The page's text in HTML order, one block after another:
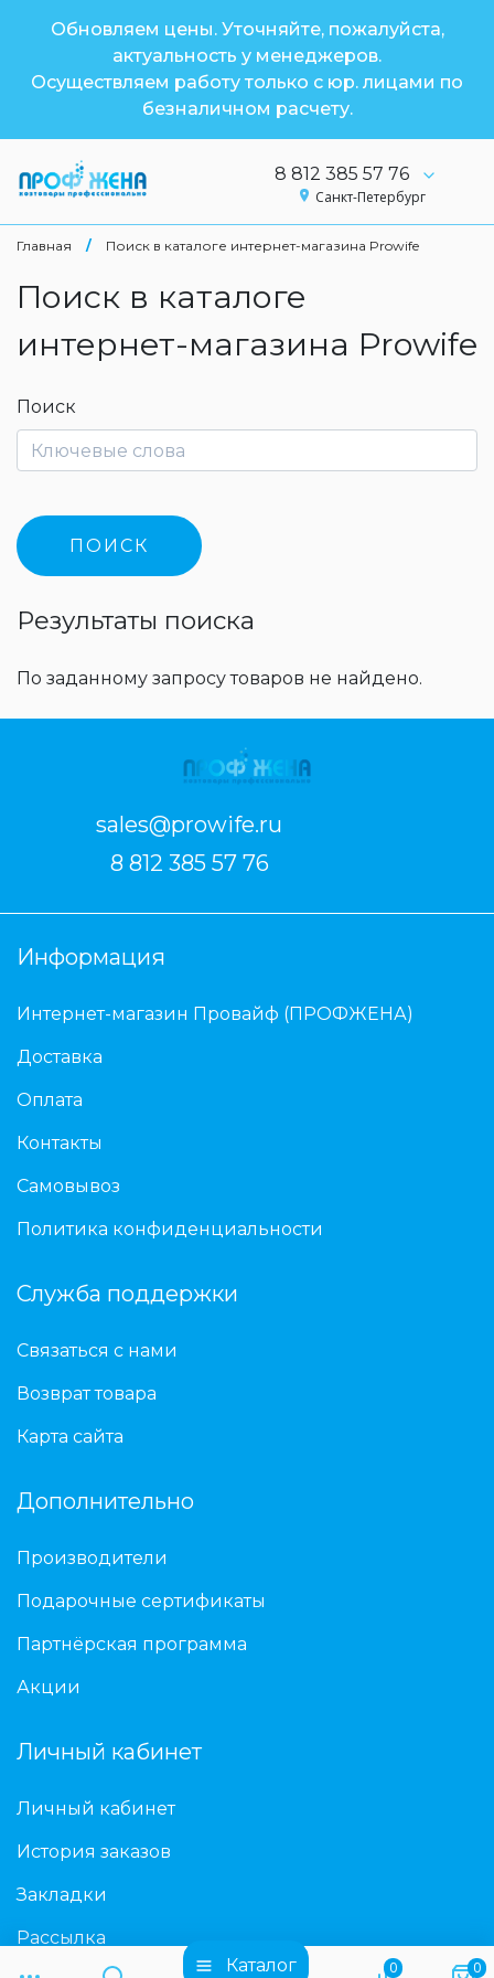
Обновляем цены. Уточняйте, пожалуйста,
актуальность у менеджеров.
Осуществляем работу только с юр. лицами по
безналичном расчету.
8 812 385 57 76
Санкт-Петербург
Каталог 0 0
Главная / Поиск в каталоге интернет-магазина Prowife
Поиск в каталоге
интернет-магазина Prowife
Поиск
Результаты поиска
По заданному запросу товаров не найдено.
sales@prowife.ru
8 812 385 57 76
Информация
Интернет-магазин Провайф (ПРОФЖЕНА)
Доставка
Оплата
Контакты
Самовывоз
Политика конфиденциальности
Служба поддержки
Связаться с нами
Возврат товара
Карта сайта
Дополнительно
Производители
Подарочные сертификаты
Партнёрская программа
Акции
Личный кабинет
Личный кабинет
История заказов
Закладки
Рассылка